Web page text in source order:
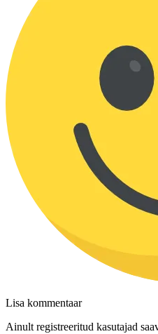
Lisa kommentaar
Ainult registreeritud kasutajad